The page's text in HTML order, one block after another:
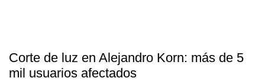
Corte de luz en Alejandro Korn: más de 5
mil usuarios afectados